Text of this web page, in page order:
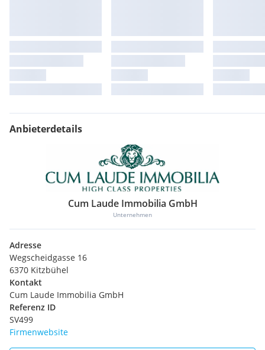
Anbieterdetails
Cum Laude Immobilia GmbH
Unternehmen
Adresse
Wegscheidgasse 16
6370 Kitzbühel
Kontakt
Cum Laude Immobilia GmbH
Referenz ID
SV499
Firmenwebsite